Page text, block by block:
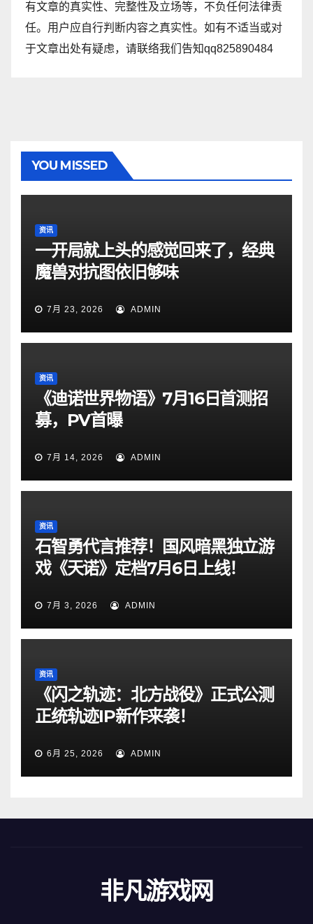
有文章的真实性、完整性及立场等，不负任何法律责
任。用户应自行判断内容之真实性。如有不适当或对
于文章出处有疑虑，请联络我们告知qq825890484
YOU MISSED
资讯
一开局就上头的感觉回来了，经典
魔兽对抗图依旧够味
7月 23, 2026 ADMIN
资讯
《迪诺世界物语》7月16日首测招
募，PV首曝
7月 14, 2026 ADMIN
资讯
石智勇代言推荐！国风暗黑独立游
戏《天诺》定档7月6日上线！
7月 3, 2026 ADMIN
资讯
《闪之轨迹：北方战役》正式公测
正统轨迹IP新作来袭！
6月 25, 2026 ADMIN
非凡游戏网